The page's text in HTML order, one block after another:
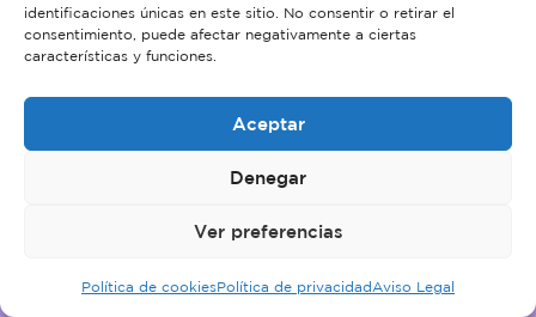
identificaciones únicas en este sitio. No consentir o retirar el
consentimiento, puede afectar negativamente a ciertas
características y funciones.
Aceptar
Denegar
Ver preferencias
Política de cookiesPolítica de privacidadAviso Legal